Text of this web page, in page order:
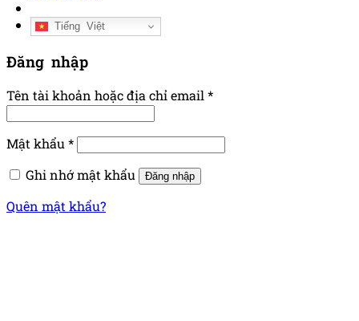
Tiếng Việt
Đăng nhập
Tên tài khoản hoặc địa chỉ email *
Mật khẩu *
Ghi nhớ mật khẩu
Đăng nhập
Quên mật khẩu?